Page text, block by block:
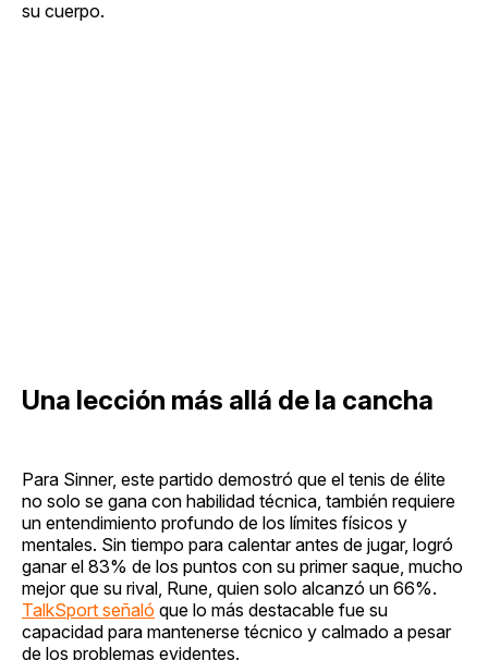
su cuerpo.
Una lección más allá de la cancha
Para Sinner, este partido demostró que el tenis de élite
no solo se gana con habilidad técnica, también requiere
un entendimiento profundo de los límites físicos y
mentales. Sin tiempo para calentar antes de jugar, logró
ganar el 83% de los puntos con su primer saque, mucho
mejor que su rival, Rune, quien solo alcanzó un 66%.
TalkSport señaló que lo más destacable fue su
capacidad para mantenerse técnico y calmado a pesar
de los problemas evidentes.